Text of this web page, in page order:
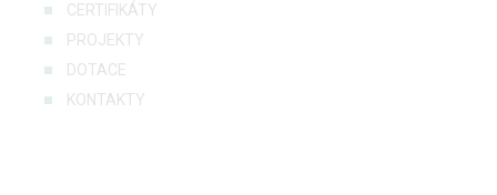
CERTIFIKÁTY
PROJEKTY
DOTACE
KONTAKTY